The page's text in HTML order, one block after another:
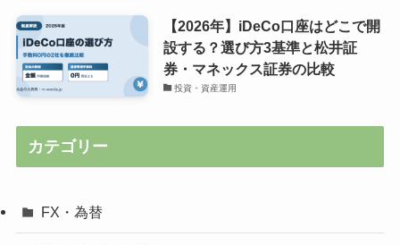
【2026年】iDeCo口座はどこで開
設する？選び方3基準と松井証
券・マネックス証券の比較
投資・資産運用
カテゴリー
FX・為替